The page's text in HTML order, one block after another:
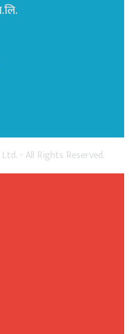
- All Rights Reserved.